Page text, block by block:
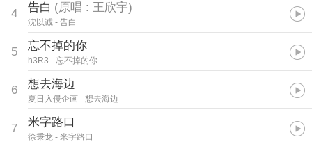
4 告白 (原唱 : 王欣宇)
沈以诚 - 告白
5 忘不掉的你
h3R3 - 忘不掉的你
6 想去海边
夏日入侵企画 - 想去海边
7 米字路口
徐秉龙 - 米字路口